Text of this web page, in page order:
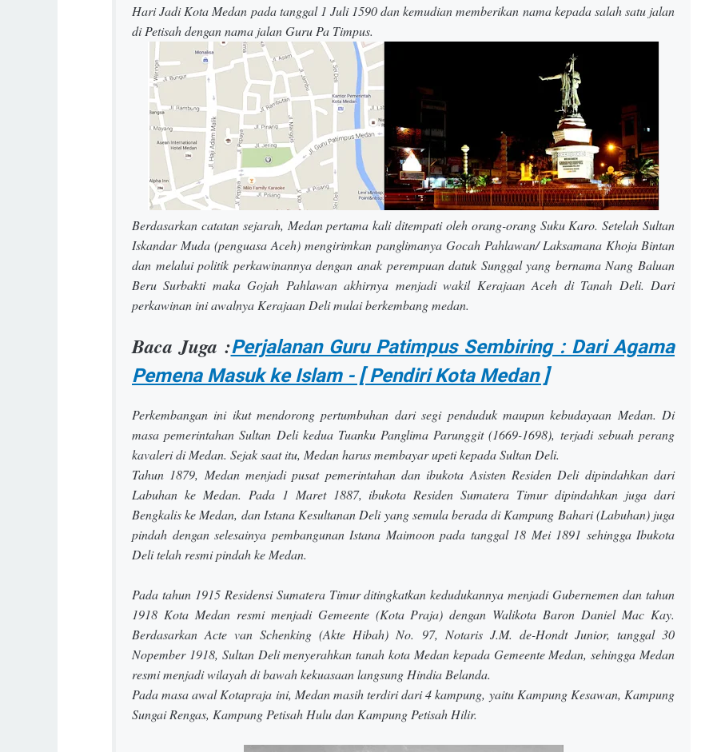
Hari Jadi Kota Medan pada tanggal 1 Juli 1590 dan kemudian memberikan nama kepada salah satu jalan
di Petisah dengan nama jalan Guru Pa Timpus.
Berdasarkan catatan sejarah, Medan pertama kali ditempati oleh orang-orang Suku Karo. Setelah Sultan
Iskandar Muda (penguasa Aceh) mengirimkan panglimanya Gocah Pahlawan/ Laksamana Khoja Bintan
dan melalui politik perkawinannya dengan anak perempuan datuk Sunggal yang bernama Nang Baluan
Beru Surbakti maka Gojah Pahlawan akhirnya menjadi wakil Kerajaan Aceh di Tanah Deli. Dari
perkawinan ini awalnya Kerajaan Deli mulai berkembang medan.
Baca Juga :Perjalanan Guru Patimpus Sembiring : Dari Agama
Pemena Masuk ke Islam - [ Pendiri Kota Medan ]
Perkembangan ini ikut mendorong pertumbuhan dari segi penduduk maupun kebudayaan Medan. Di
masa pemerintahan Sultan Deli kedua Tuanku Panglima Parunggit (1669-1698), terjadi sebuah perang
kavaleri di Medan. Sejak saat itu, Medan harus membayar upeti kepada Sultan Deli.
Tahun 1879, Medan menjadi pusat pemerintahan dan ibukota Asisten Residen Deli dipindahkan dari
Labuhan ke Medan. Pada 1 Maret 1887, ibukota Residen Sumatera Timur dipindahkan juga dari
Bengkalis ke Medan, dan Istana Kesultanan Deli yang semula berada di Kampung Bahari (Labuhan) juga
pindah dengan selesainya pembangunan Istana Maimoon pada tanggal 18 Mei 1891 sehingga Ibukota
Deli telah resmi pindah ke Medan.
Pada tahun 1915 Residensi Sumatera Timur ditingkatkan kedudukannya menjadi Gubernemen dan tahun
1918 Kota Medan resmi menjadi Gemeente (Kota Praja) dengan Walikota Baron Daniel Mac Kay.
BerdasarkanActe van Schenking(Akte Hibah) No. 97, Notaris J.M. de-Hondt Junior, tanggal 30
Nopember 1918, Sultan Deli menyerahkan tanah kota Medan kepada Gemeente Medan, sehingga Medan
resmi menjadi wilayah di bawah kekuasaan langsung Hindia Belanda.
Pada masa awal Kotapraja ini, Medan masih terdiri dari 4 kampung, yaitu Kampung Kesawan, Kampung
Sungai Rengas, Kampung Petisah Hulu dan Kampung Petisah Hilir.
a
n
g
g
n
fe
st
iv
r
o
1
y
g
di
b
g
u
ut
r
a
te
b
ai
k